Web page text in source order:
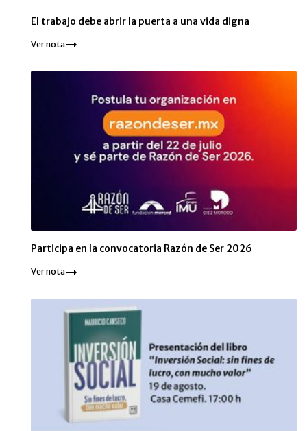
El trabajo debe abrir la puerta a una vida digna
Ver nota
Participa en la convocatoria Razón de Ser 2026
Ver nota